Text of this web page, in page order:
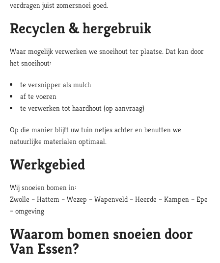
verdragen juist zomersnoei goed.
Recyclen & hergebruik
Waar mogelijk verwerken we snoeihout ter plaatse. Dat kan door
het snoeihout:
te versnipper als mulch
af te voeren
te verwerken tot haardhout (op aanvraag)
Op die manier blijft uw tuin netjes achter en benutten we
natuurlijke materialen optimaal.
Werkgebied
Wij snoeien bomen in:
Zwolle – Hattem – Wezep – Wapenveld – Heerde – Kampen – Epe
– omgeving
Waarom bomen snoeien door
Van Essen?